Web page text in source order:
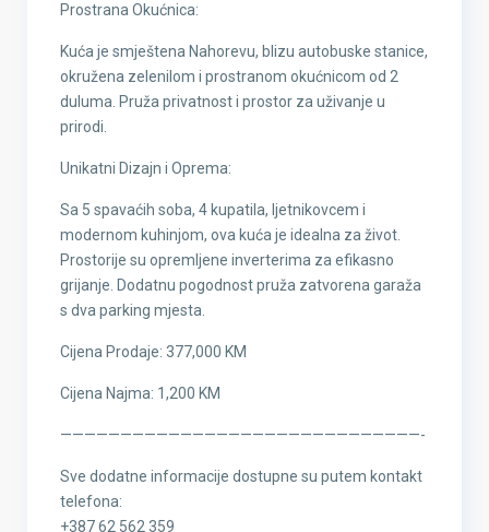
Prostrana Okućnica:
Kuća je smještena Nahorevu, blizu autobuske stanice,
okružena zelenilom i prostranom okućnicom od 2
duluma. Pruža privatnost i prostor za uživanje u
prirodi.
Unikatni Dizajn i Oprema:
Sa 5 spavaćih soba, 4 kupatila, ljetnikovcem i
modernom kuhinjom, ova kuća je idealna za život.
Prostorije su opremljene inverterima za efikasno
grijanje. Dodatnu pogodnost pruža zatvorena garaža
s dva parking mjesta.
Cijena Prodaje: 377,000 KM
Cijena Najma: 1,200 KM
——————————————————————————————-
Sve dodatne informacije dostupne su putem kontakt
telefona:
+387 62 562 359